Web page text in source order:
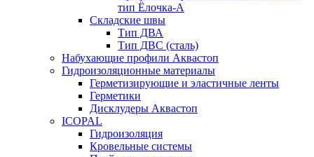
тип Ёлочка-А
Складские швы
Тип ДВА
Тип ДВС (сталь)
Набухающие профили Аквастоп
Гидроизоляционные материалы
Герметизирующие и эластичные ленты
Герметики
Дисклудеры Аквастоп
ICOPAL
Гидроизоляция
Кровельные системы